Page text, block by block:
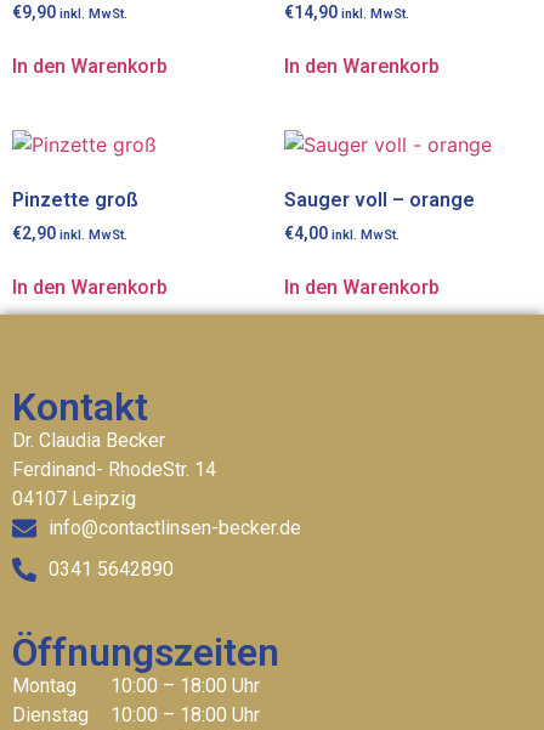
€9,90 inkl. MwSt.
In den Warenkorb
€14,90 inkl. MwSt.
In den Warenkorb
Pinzette groß
€2,90 inkl. MwSt.
In den Warenkorb
Sauger voll – orange
€4,00 inkl. MwSt.
In den Warenkorb
Kontakt
Dr. Claudia Becker
Ferdinand- RhodeStr. 14
04107 Leipzig
info@contactlinsen-becker.de
0341 5642890
Öffnungszeiten
Montag
Dienstag
10:00 – 18:00 Uhr
10:00 – 18:00 Uhr